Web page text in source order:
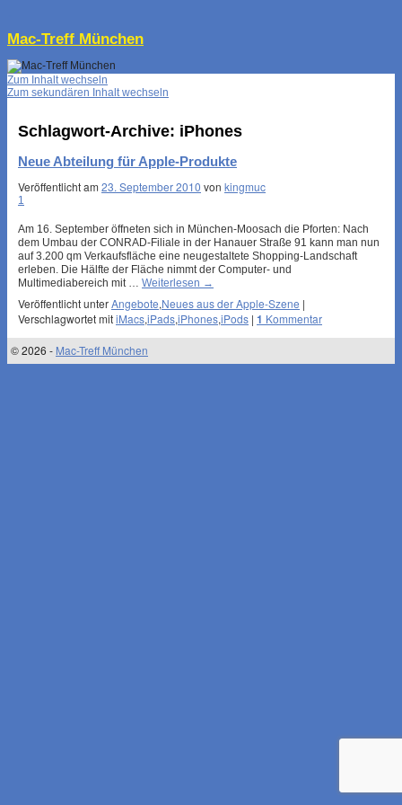
Mac-Treff München
Zum Inhalt wechseln
Zum sekundären Inhalt wechseln
Schlagwort-Archive: iPhones
Neue Abteilung für Apple-Produkte
Veröffentlicht am 23. September 2010 von kingmuc
1
Am 16. September öffneten sich in München-Moosach die Pforten: Nach
dem Umbau der CONRAD-Filiale in der Hanauer Straße 91 kann man nun
auf 3.200 qm Verkaufsfläche eine neugestaltete Shopping-Landschaft
erleben. Die Hälfte der Fläche nimmt der Computer- und
Multimediabereich mit … Weiterlesen →
Veröffentlicht unterAngebote,Neues aus der Apple-Szene |
Verschlagwortet mitiMacs,iPads,iPhones,iPods | 1 Kommentar
© 2026 - Mac-Treff München